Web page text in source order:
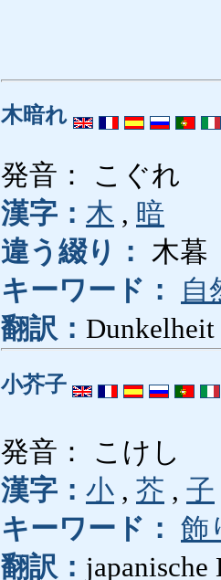
木暗れ
発音： こぐれ
漢字： 木 , 暗
違う綴り： 木暮
キーワード：
自
翻訳：
小芥子
発音： こけし
漢字： 小 , 芥 , 子
キーワード： 飾
翻訳： japanische